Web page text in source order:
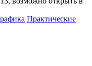
Практические